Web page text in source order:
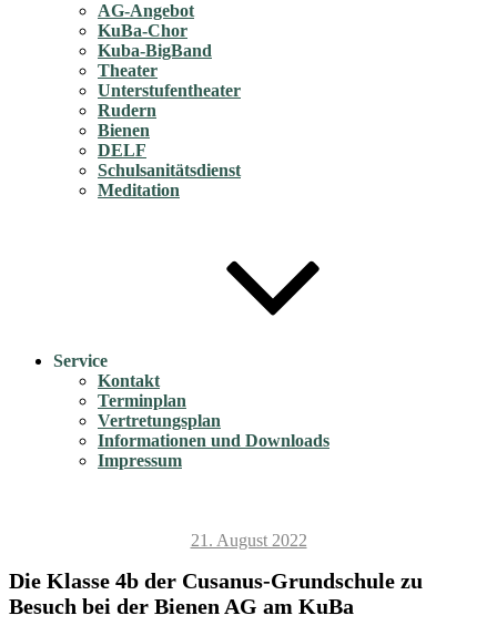
AG-Angebot
KuBa-Chor
Kuba-BigBand
Theater
Unterstufentheater
Rudern
Bienen
DELF
Schulsanitätsdienst
Meditation
Service
Kontakt
Terminplan
Vertretungsplan
Informationen und Downloads
Impressum
Veröffentlicht
21. August 2022
Die Klasse 4b der Cusanus-Grundschule zu
Besuch bei der Bienen AG am KuBa